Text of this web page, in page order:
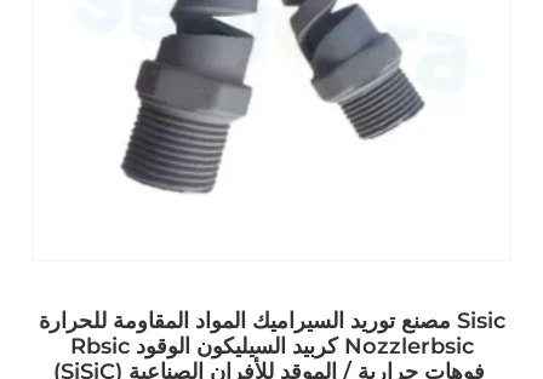
مصنع توريد السيراميك المواد المقاومة للحرارة Sisic
Rbsic كربيد السيليكون الوقود Nozzlerbsic